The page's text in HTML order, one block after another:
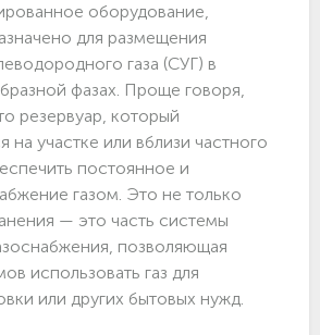
оборудование,
для размещения
газа (СУГ) в
фазах. Проще говоря,
резервуар, который
на участке или вблизи частного
постоянное и
газом. Это не только
— это часть системы
позволяющая
использовать газ для
или других бытовых нужд.